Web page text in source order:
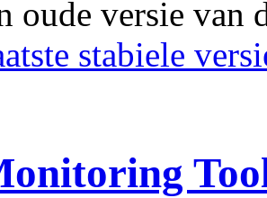
oude versie van
stabiele